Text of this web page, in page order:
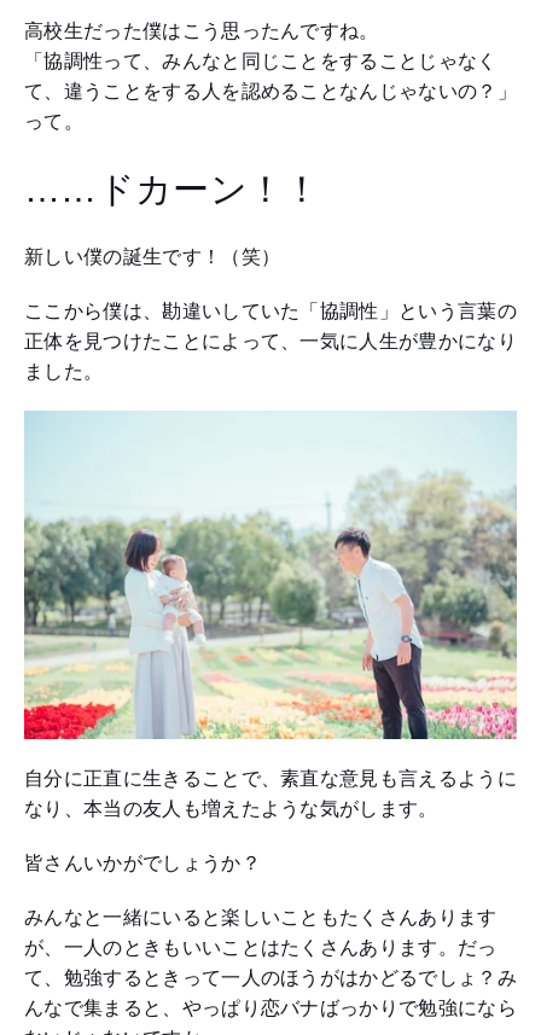
高校生だった僕はこう思ったんですね。
「協調性って、みんなと同じことをすることじゃなく
て、違うことをする人を認めることなんじゃないの？」
って。
……ドカーン！！
新しい僕の誕生です！（笑）
ここから僕は、勘違いしていた「協調性」という言葉の
正体を見つけたことによって、一気に人生が豊かになり
ました。
自分に正直に生きることで、素直な意見も言えるように
なり、本当の友人も増えたような気がします。
皆さんいかがでしょうか？
みんなと一緒にいると楽しいこともたくさんあります
が、一人のときもいいことはたくさんあります。だっ
て、勉強するときって一人のほうがはかどるでしょ？み
んなで集まると、やっぱり恋バナばっかりで勉強になら